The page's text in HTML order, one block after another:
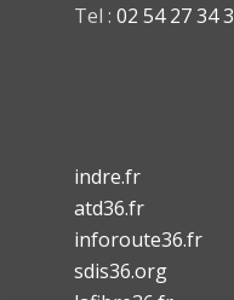
Tel : 02 54 27 34
indre.fr
atd36.fr
inforoute36.fr
sdis36.org